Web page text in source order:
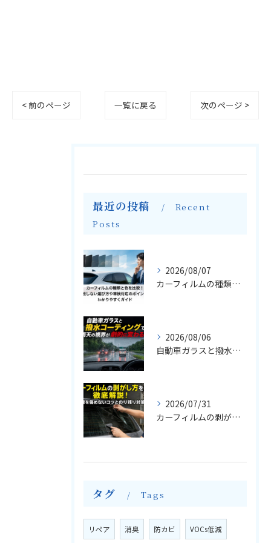
< 前のページ 一覧に戻る 次のページ >
最近の投稿
Recent
Posts
2026/08/07
カーフィルムの種類と色を比較！失敗しない選び方や車検対応のポイントをわかりやすくガイド
2026/08/06
自動車ガラスと撥水コーティングで雨天の視界が劇的に変わる！
2026/07/31
カーフィルムの剥がし方を徹底解説！熱線を傷めないコツとのり残り対策
タグ Tags
リペア 消臭 防カビ VOCs低減